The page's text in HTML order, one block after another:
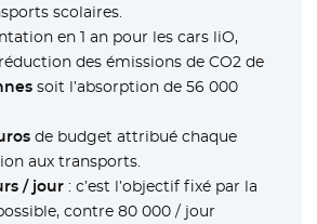
scolaires.
en 1 an pour les cars liO,
des émissions de CO2 de
soit l’absorption de 56 000
de budget attribué chaque
aux transports.
/ jour : c’est l’objectif fixé par la
contre 80 000 / jour